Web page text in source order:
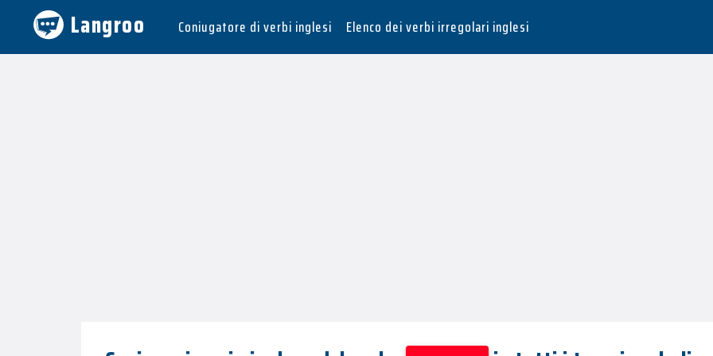
Langroo Coniugatore di verbi inglesi Elenco dei verbi irregolari inglesi